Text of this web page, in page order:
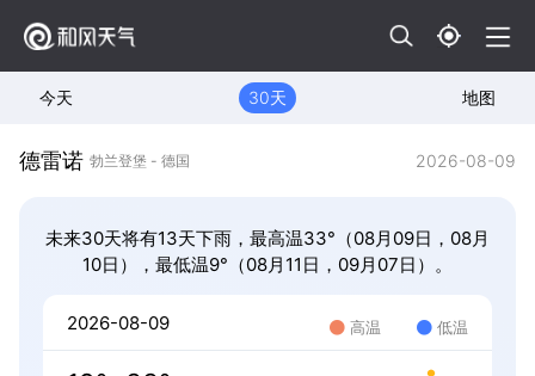
今天 30天 地图
德雷诺 勃兰登堡 - 德国 2026-08-09
未来30天将有13天下雨，最高温33°（08月09日，08月
10日），最低温9°（08月11日，09月07日）。
2026-08-09 高温 低温